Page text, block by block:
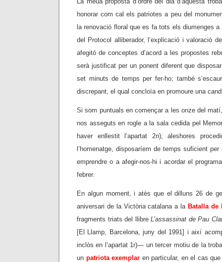
honorar com cal els patriotes a peu del
la renovació floral que es fa tots els diumenges
del Protocol alliberador, l’explicació i valoració
afegitó de conceptes d’acord a les propostes
serà justificat per un ponent diferent que
set minuts de temps per fer-ho; també
discrepant, el qual concloïa en promoure una
Si som puntuals en començar a les onze del
nos asseguts en rogle a la sala cedida pel
haver enllestit l’apartat 2n); aleshores
l’homenatge, disposaríem de temps suficient
emprendre o a afegir-nos-hi i acordar el
febrer.
En algun moment, i atès que el dilluns 26 de
aniversari de la Victòria catalana a la Batalla de
fragments triats del llibreL’assassinat de Pau
[El Llamp, Barcelona, juny del 1991] i així
inclòs en l’apartat 1r)— un tercer motiu de la
un patriota exemplar en particular, en el cas